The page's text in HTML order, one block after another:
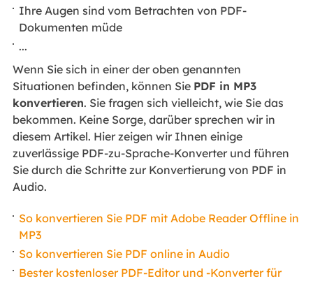
Ihre Augen sind vom Betrachten von PDF-
Dokumenten müde
...
Wenn Sie sich in einer der oben genannten
Situationen befinden, können Sie PDF in MP3
konvertieren. Sie fragen sich vielleicht, wie Sie das
bekommen. Keine Sorge, darüber sprechen wir in
diesem Artikel. Hier zeigen wir Ihnen einige
zuverlässige PDF-zu-Sprache-Konverter und führen
Sie durch die Schritte zur Konvertierung von PDF in
Audio.
So konvertieren Sie PDF mit Adobe Reader Offline in
MP3
So konvertieren Sie PDF online in Audio
Bester kostenloser PDF-Editor und -Konverter für